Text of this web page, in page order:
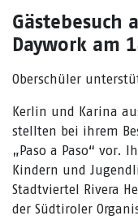
Gästebesuch
Daywork am
Oberschüler
Kerlin und Karina
stellten bei ihrem
„Paso a Paso“ vor.
Kindern und
Stadtviertel Rivera
der Südtiroler